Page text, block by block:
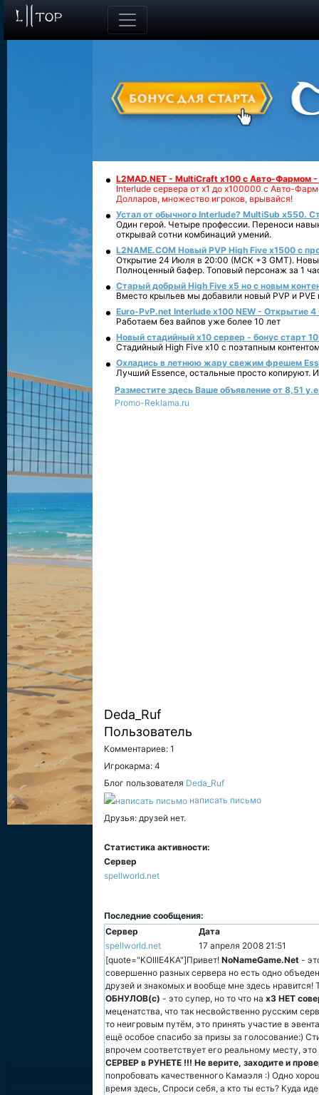
L2MAD.NET - MultiCraft x100 с Авто-Фармом
Interlude сервера от х1 до х100000 с Авто-
Долларов, множество игроков, врывайся!
Устал от обычного Interlude? MultiSub x550.
Один герой. Четыре профессии. Переноси
открывай сотни комбинаций умений.
L2NAME.COM Новый PVP High Five x1500 с
Открытие 24 Июля в 20:00 (МСК +3 GMT).
Полноценный бафер. Топовый персонаж за 1
Старый добрый High Five x5 но с новым
Вместо крыльев мы добавили новый PVP и PVE
Euro-PvP.net Interlude х100 NEW - Открытие 4
Работаем без вайпов уже более 10 лет
Новый стадийный х10 сервер - бонус старт
Стадийный High Five x10 с поэтапным
Охладись в летнюю жару свежим фрешем
Лучший Essence, остальные просто копируют.
Разместите здесь Ваше объявление от 8,51
Promo-Reklama.ru
Deda_Ruf
Пользователь
Комментариев: 1
Игрокарма: 4
Блог пользователя Deda_Ruf
написать письмо
Друзья: друзей нет.
Статистика активности:
Сервер
spellworld.net
Последние сообщения:
Сервер
Дата
spellworld.net
17 апреля 2008 21:51
[quote="KOIIIE4KA"]Привет! NoNameGame.Net -
совершенно разных сервера но есть одно
друзей и знакомых и вообще мне здесь нравится!
ОБНУЛОВ(с) - это супер, но то что на х3 НЕТ
меценатства, что так несвойственно русским
то неигровым путём, это принять участие в
ещё особое спасибо за призы за голосование:)
впрочем соответствует его реальному месту,
СЕРВЕР в РУНЕТЕ !!! Не верите, заходите и
попробовать качественного Камаэля :) Одно
время здесь, Спроси себя, а кто ты есть? Куда